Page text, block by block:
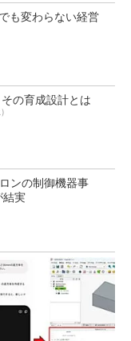
も変わらない経営
の育成設計とは
)
ンの制御機器事
結実